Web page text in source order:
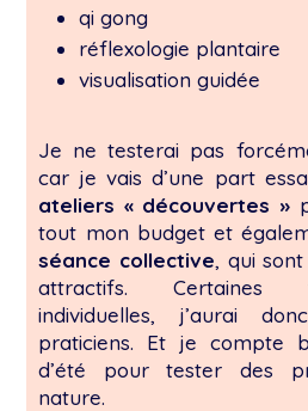
qi gong
réflexologie plantaire
visualisation guidée
Je ne testerai pas
car je vais d’une part
ateliers « découvertes »
tout mon budget et
séance collective, qui
attractifs. Certaines
individuelles, j’aurai
praticiens. Et je compte
d’été pour tester des
nature.